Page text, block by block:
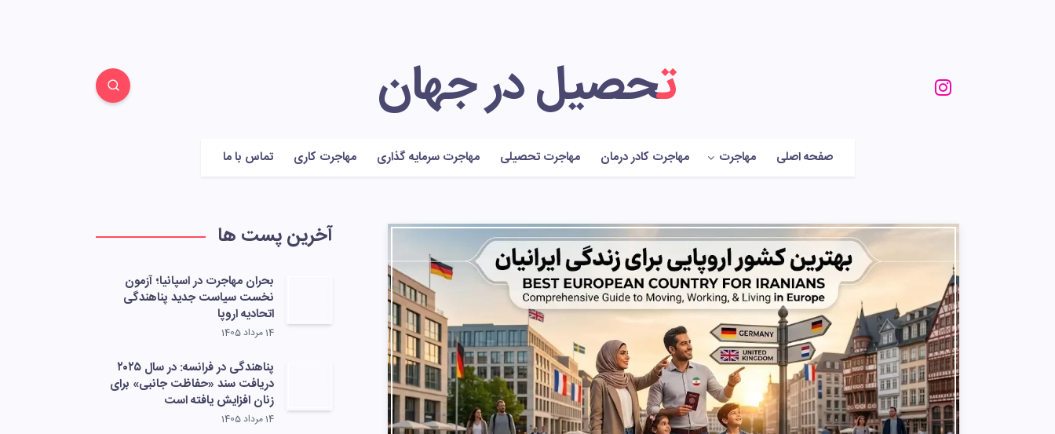
تحصیل در جهان
صفحه اصلی مهاجرت مهاجرت کادر درمان مهاجرت تحصیلی مهاجرت سرمایه گذاری مهاجرت کاری تماس با ما
آخرین پست ها
بحران مهاجرت در اسپانیا؛ آزمون
نخست سیاست جدید پناهندگی
اتحادیه اروپا
14 مرداد 1405
پناهندگی در فرانسه: در سال ۲۰۲۵
دریافت سند «حفاظت جانبی» برای
زنان افزایش یافته است
14 مرداد 1405